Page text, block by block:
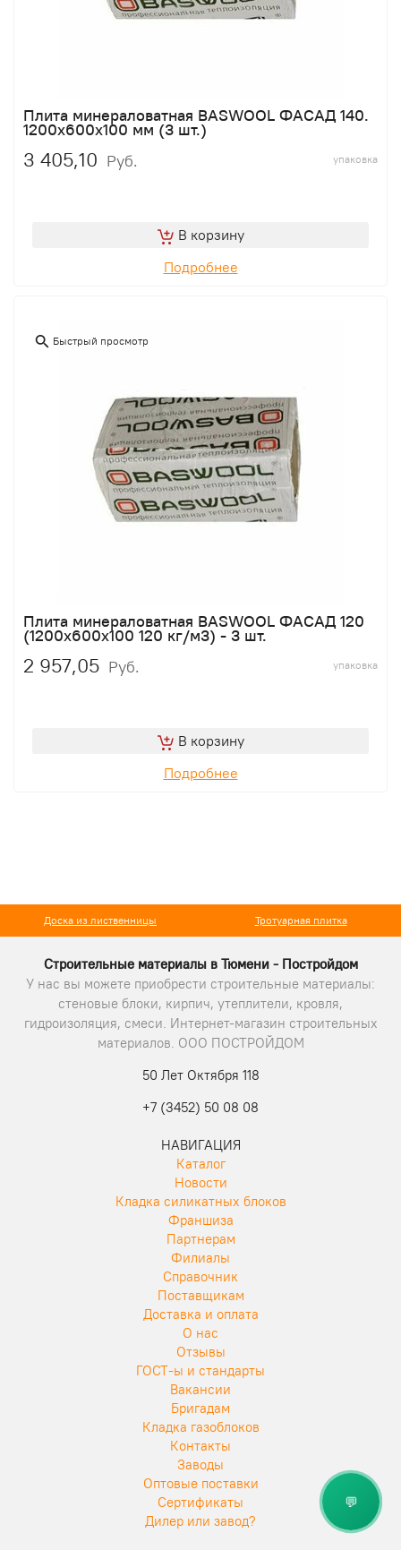
Плита минераловатная BASWOOL ФАСАД 140.
1200х600х100 мм (3 шт.)
3 405,10 Руб. упаковка
В корзину
Подробнее
Быстрый просмотр
Плита минераловатная BASWOOL ФАСАД 120
(1200х600х100 120 кг/м3) - 3 шт.
2 957,05 Руб. упаковка
В корзину
Подробнее
Доска из лиственницы Тротуарная плитка
Строительные материалы в Тюмени - Постройдом
У нас вы можете приобрести строительные материалы:
стеновые блоки, кирпич, утеплители, кровля,
гидроизоляция, смеси. Интернет-магазин строительных
материалов. ООО ПОСТРОЙДОМ
50 Лет Октября 118
+7 (3452) 50 08 08
НАВИГАЦИЯ
Каталог
Новости
Кладка силикатных блоков
Франшиза
Партнерам
Филиалы
Справочник
Поставщикам
Доставка и оплата
О нас
Отзывы
ГОСТ-ы и стандарты
Вакансии
Бригадам
Кладка газоблоков
Контакты
Заводы
Оптовые поставки
Сертификаты
Дилер или завод?
💬